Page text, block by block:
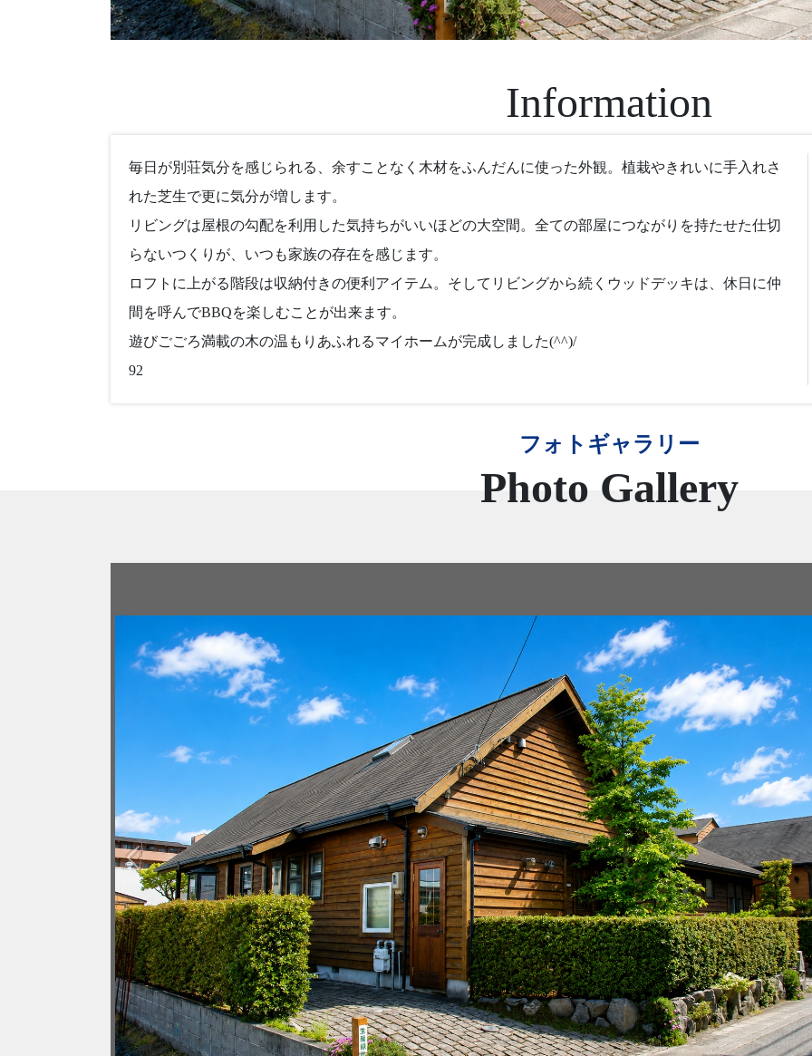
Information
毎日が別荘気分を感じられる、余すことなく木材をふんだんに使った外観。植栽やきれいに手入れさ
れた芝生で更に気分が増します。
リビングは屋根の勾配を利用した気持ちがいいほどの大空間。全ての部屋につながりを持たせた仕切
らないつくりが、いつも家族の存在を感じます。
ロフトに上がる階段は収納付きの便利アイテム。そしてリビングから続くウッドデッキは、休日に仲
間を呼んでBBQを楽しむことが出来ます。
遊びごごろ満載の木の温もりあふれるマイホームが完成しました(^^)/
92
フォトギャラリー
Photo Gallery
Previous